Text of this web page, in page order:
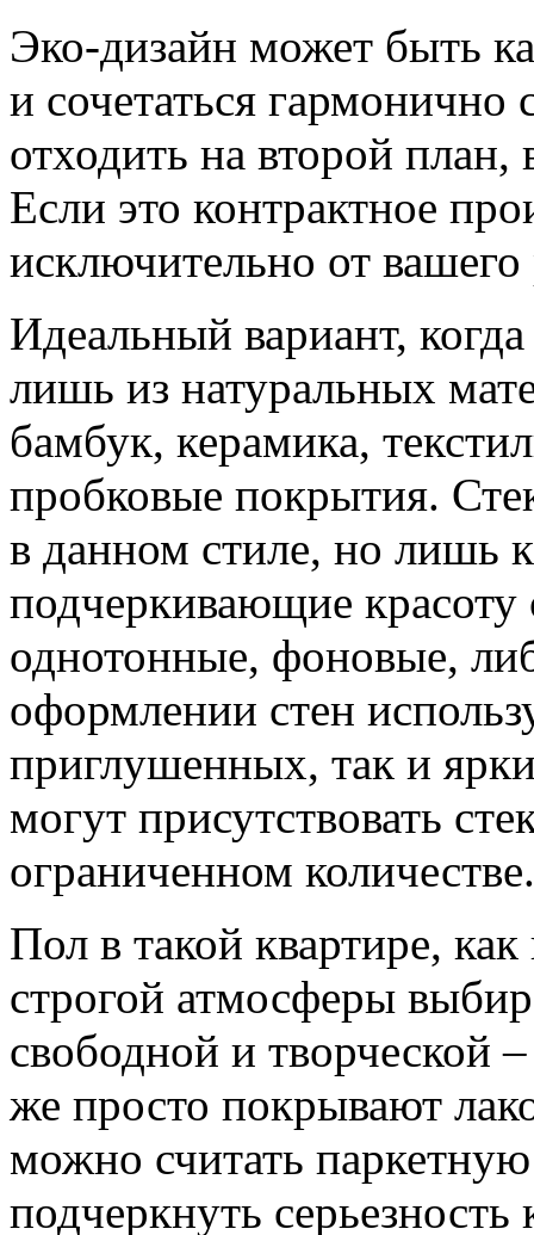
Эко-дизайн может быть
и сочетаться
отходить на второй
Если это контрактное
исключительно от
Идеальный вариант,
лишь из натуральных
бамбук, керамика,
пробковые покрытия.
в данном стиле, но лишь
подчеркивающие
однотонные, фоновые,
оформлении стен
приглушенных, так и
могут присутствовать
ограниченном количестве.
Пол в такой квартире,
строгой атмосферы
свободной и творческой
же просто покрывают
можно считать
подчеркнуть серьезность